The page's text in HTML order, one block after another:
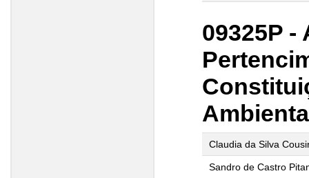
09325P -
Claudia da Silva
Sandro de Castro